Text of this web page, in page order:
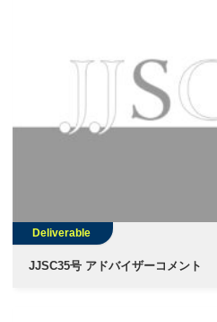
Deliverable
JJSC35号 アドバイザーコメント